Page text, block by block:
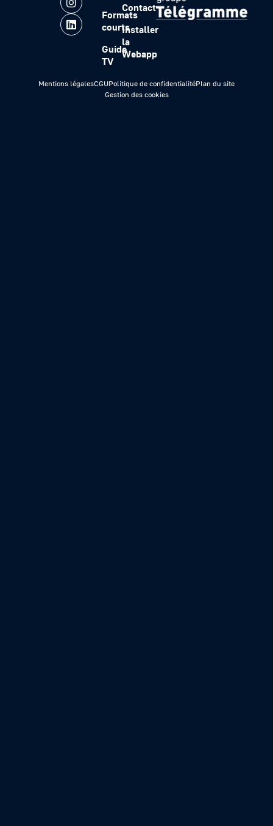
Formats
courts
Guide
TV
Contact
Installer
la
Webapp
Mentions légalesCGUPolitique de confidentialitéPlan du site
Gestion des cookies